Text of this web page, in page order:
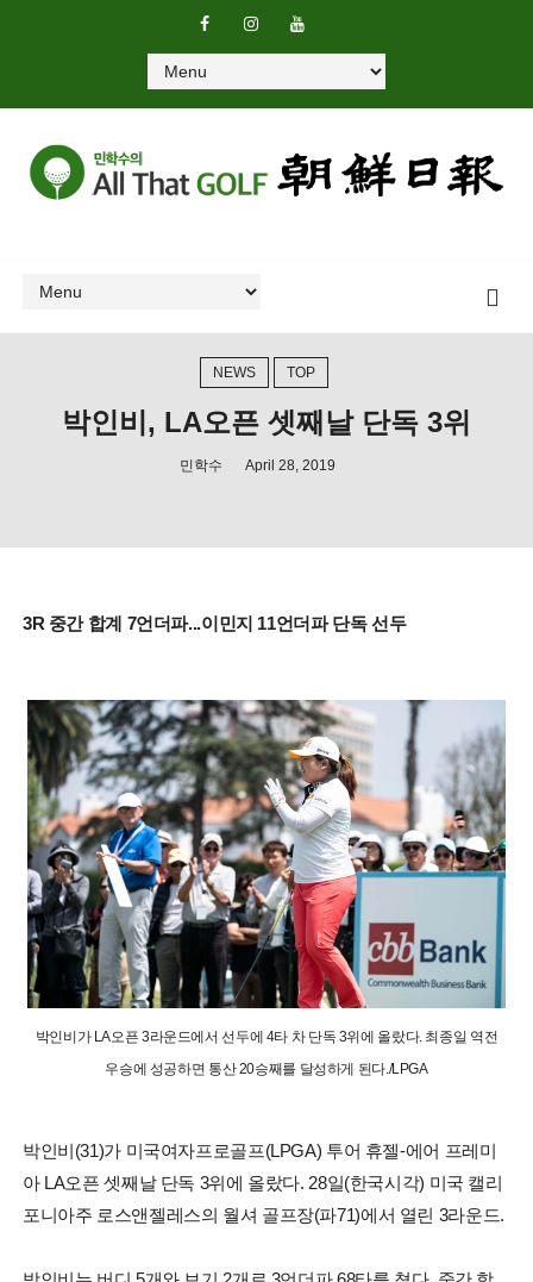
NEWS TOP
박인비, LA오픈 셋째날 단독 3위
민학수 April 28, 2019
3R 중간 합계 7언더파...이민지 11언더파 단독 선두
박인비가 LA오픈 3라운드에서 선두에 4타 차 단독 3위에 올랐다. 최종일 역전
우승에 성공하면 통산 20승째를 달성하게 된다./LPGA
박인비(31)가 미국여자프로골프(LPGA) 투어 휴젤-에어 프레미
아 LA오픈 셋째날 단독 3위에 올랐다. 28일(한국시각) 미국 캘리
포니아주 로스앤젤레스의 월셔 골프장(파71)에서 열린 3라운드.